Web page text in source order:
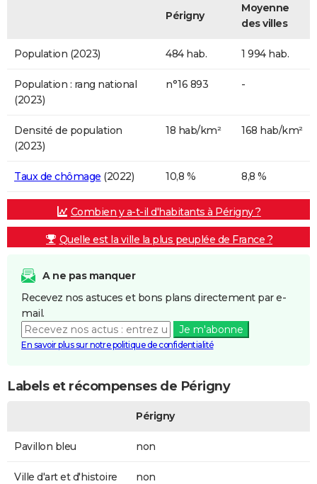
Périgny
Moyenne
des villes
Population (2023) 484 hab. 1 994 hab.
Population : rang national
(2023)
n°16 893 -
Densité de population
(2023)
18 hab/km² 168 hab/km²
Taux de chômage (2022) 10,8 % 8,8 %
Combien y a-t-il d'habitants à Périgny ?
Quelle est la ville la plus peuplée de France ?
A ne pas manquer
Recevez nos astuces et bons plans directement par e-
mail.
Je m'abonne
En savoir plus sur notre politique de confidentialité
Labels et récompenses de Périgny
Périgny
Pavillon bleu non
Ville d'art et d'histoire non